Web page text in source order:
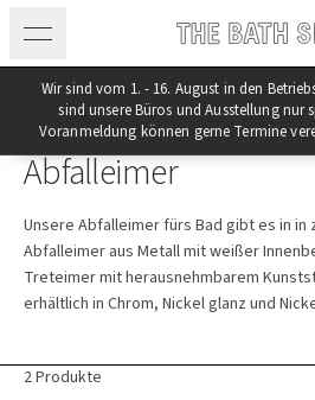
Wir sind vom 1. - 16. August in den
sind unsere Büros und Ausstellung nur
Voranmeldung können gerne Termine
Kategorie
Abfalleimer
Unsere Abfalleimer fürs Bad gibt es in in
Abfalleimer aus Metall mit weißer
Treteimer mit herausnehmbarem
erhältlich in Chrom, Nickel glanz und
2 Produkte